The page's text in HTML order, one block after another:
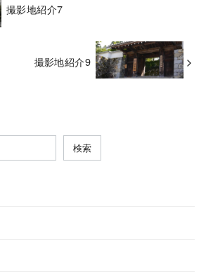
撮影地紹介7
撮影地紹介9
検索